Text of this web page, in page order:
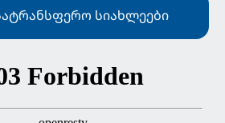
სიახლეები